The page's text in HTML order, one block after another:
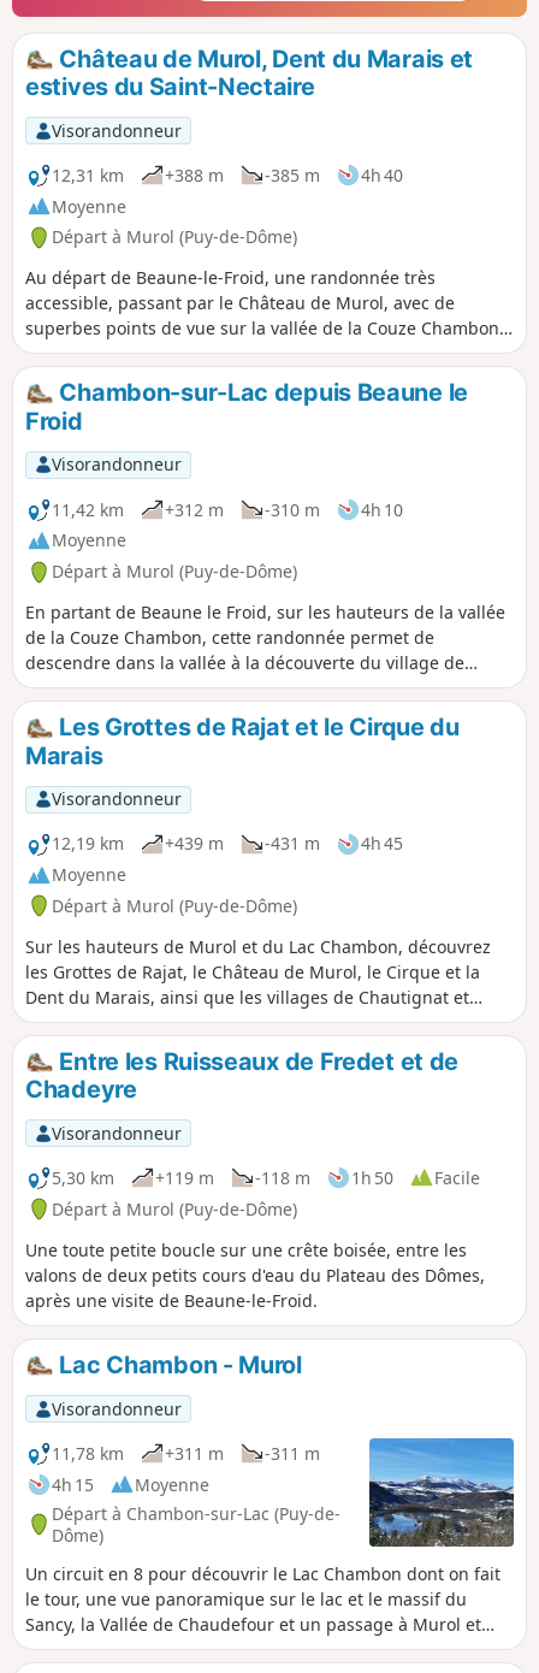
Château de Murol, Dent du Marais et
estives du Saint-Nectaire
Visorandonneur
12,31 km
+388 m -385 m
4h 40
Moyenne
Départ à Murol (Puy-de-Dôme)
Au départ de Beaune-le-Froid, une randonnée très
accessible, passant par le Château de Murol, avec de
superbes points de vue sur la vallée de la Couze Chambon
et le village de Murol, sur la Dent du Marais et le Lac
Chambon et, plus loin, sur la Vallée de Chaudefour et le
Sancy. En dernière partie de randonnée, rendez-vous avec
l'emblématique Saint-Nectaire avec une boucle dans les
pâturages des vaches, et une visite du village en passant
par la Rue des Caves.
Chambon-sur-Lac depuis Beaune le
Froid
Visorandonneur
11,42 km
+312 m -310 m
4h 10
Moyenne
Départ à Murol (Puy-de-Dôme)
En partant de Beaune le Froid, sur les hauteurs de la vallée
de la Couze Chambon, cette randonnée permet de
descendre dans la vallée à la découverte du village de
Chambon-sur-Lac, qui possède une église et une chapelle
romanes remarquables, puis de remonter sur le plateau en
profitant de nombreux points de vue sur la vallée de la
Couze, la Vallée de Chaudefour et les puys qui l'encadrent,
Murol et son château médiéval.
Les Grottes de Rajat et le Cirque du
Marais
Visorandonneur
12,19 km
+439 m -431 m
4h 45
Moyenne
Départ à Murol (Puy-de-Dôme)
Sur les hauteurs de Murol et du Lac Chambon, découvrez
les Grottes de Rajat, le Château de Murol, le Cirque et la
Dent du Marais, ainsi que les villages de Chautignat et
Beaune-le-Froid.
Entre les Ruisseaux de Fredet et de
Chadeyre
Visorandonneur
5,30 km
+119 m -118 m 1h 50
Facile
Départ à Murol (Puy-de-Dôme)
Une toute petite boucle sur une crête boisée, entre les
valons de deux petits cours d'eau du Plateau des Dômes,
après une visite de Beaune-le-Froid.
Lac Chambon - Murol
Visorandonneur
11,78 km
+311 m
-311 m
4h 15
Moyenne
Départ à Chambon-sur-Lac (Puy-de-
Dôme)
Un circuit en 8 pour découvrir le Lac Chambon dont on fait
le tour, une vue panoramique sur le lac et le massif du
Sancy, la Vallée de Chaudefour et un passage à Murol et
son château.